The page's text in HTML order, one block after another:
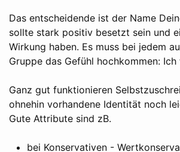
Das entscheidende ist der Name
sollte stark positiv besetzt sein und
Wirkung haben. Es muss bei jedem
Gruppe das Gefühl hochkommen:
Ganz gut funktionieren
ohnehin vorhandene Identität noch
Gute Attribute sind zB.
bei Konservativen -